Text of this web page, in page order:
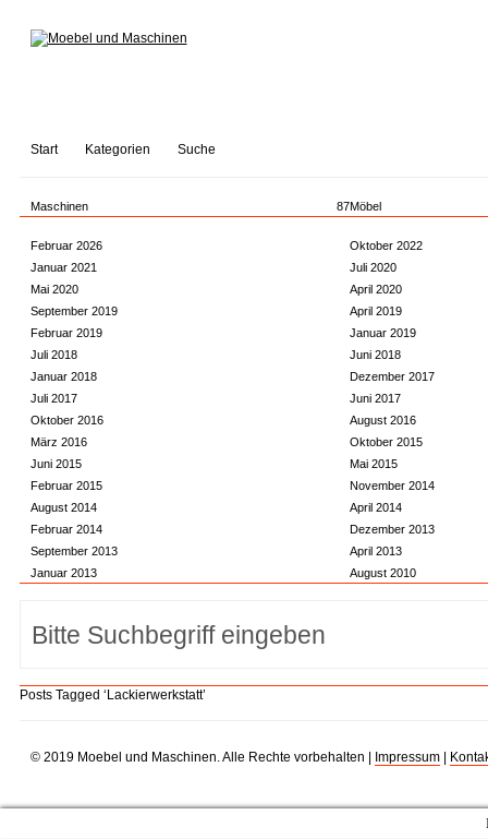
Start Kategorien Suche
Maschinen 87Möbel
Februar 2026
Oktober 2022
Januar 2021
Juli 2020
Mai 2020
April 2020
September 2019
April 2019
Februar 2019
Januar 2019
Juli 2018
Juni 2018
Januar 2018
Dezember 2017
Juli 2017
Juni 2017
Oktober 2016
August 2016
März 2016
Oktober 2015
Juni 2015
Mai 2015
Februar 2015
November 2014
August 2014
April 2014
Februar 2014
Dezember 2013
September 2013
April 2013
Januar 2013
August 2010
Posts Tagged ‘Lackierwerkstatt’
© 2019 Moebel und Maschinen. Alle Rechte vorbehalten | Impressum|